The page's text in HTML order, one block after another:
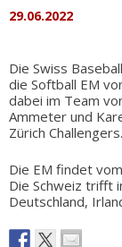
29.06.2022
Die Swiss
die Softball EM
dabei im Team
Ammeter und
Zürich Challengers.
Die EM findet
Die Schweiz trifft
Deutschland,